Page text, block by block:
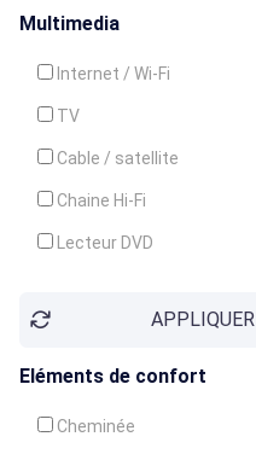
Multimedia
Internet / Wi-Fi
TV
Cable / satellite
Chaine Hi-Fi
Lecteur DVD
APPLIQUER
Eléments de confort
Cheminée